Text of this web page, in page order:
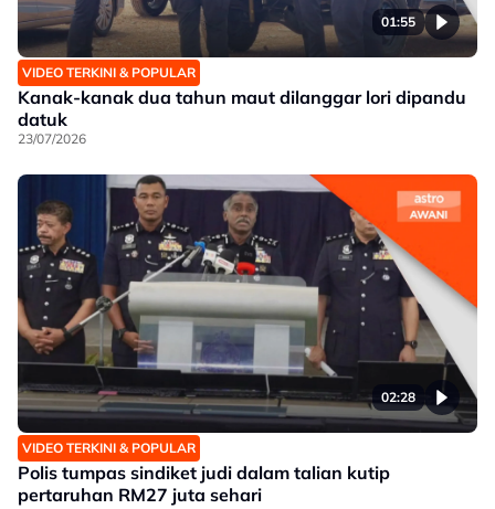
01:55
VIDEO TERKINI & POPULAR
Kanak-kanak dua tahun maut dilanggar lori dipandu
datuk
23/07/2026
02:28
VIDEO TERKINI & POPULAR
Polis tumpas sindiket judi dalam talian kutip
pertaruhan RM27 juta sehari